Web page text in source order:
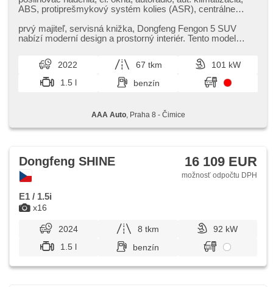
ABS, protiprešmykový systém kolies (ASR), centrálne
podvozka (ESP), hmlové svetlá, vyhrievané sedadlá,
poťahy koža, senzor stieračov, senzor tlaku v
prvý majiteľ,​ servisná knižka,​ Dongfeng Fengon 5 SUV
nabízí moderní design a prostorný interiér. Tento model
2022 67 tkm
101 kW
1.5 l
benzín
AAA Auto, Praha 8 - Čimice
x16
Dongfeng SHINE 16 109 EUR
možnosť odpočtu DPH
E1 / 1.5i
2024 8 tkm
92 kW
1.5 l
benzín